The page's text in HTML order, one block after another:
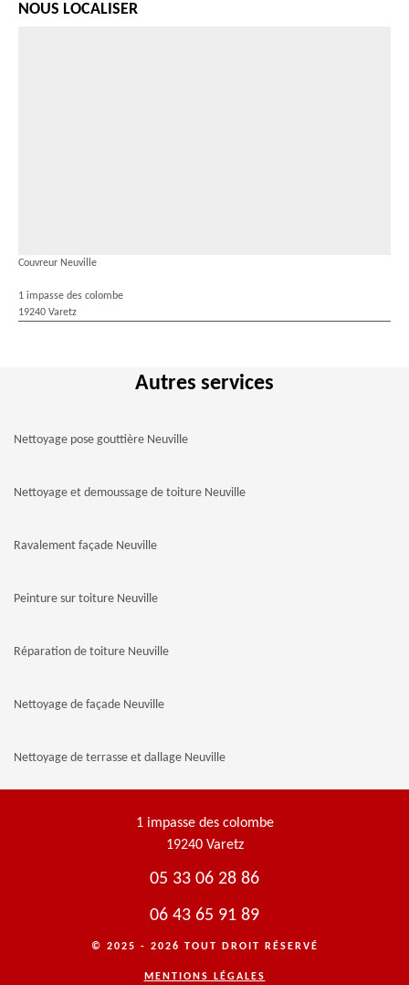
NOUS LOCALISER
Couvreur Neuville
1 impasse des colombe
19240 Varetz
Autres services
Nettoyage pose gouttière Neuville
Nettoyage et demoussage de toiture Neuville
Ravalement façade Neuville
Peinture sur toiture Neuville
Réparation de toiture Neuville
Nettoyage de façade Neuville
Nettoyage de terrasse et dallage Neuville
1 impasse des colombe
19240 Varetz
05 33 06 28 86
06 43 65 91 89
© 2025 - 2026 TOUT DROIT RÉSERVÉ
MENTIONS LÉGALES